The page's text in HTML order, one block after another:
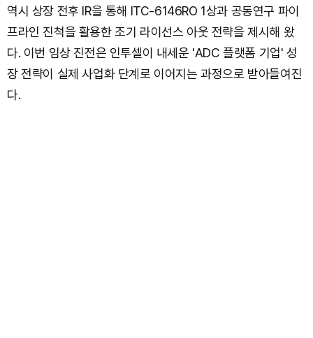
역시 상장 전후 IR을 통해 ITC-6146RO 1상과 공동연구 파이
프라인 진척을 활용한 조기 라이선스 아웃 전략을 제시해 왔
다. 이번 임상 진전은 인투셀이 내세운 'ADC 플랫폼 기업' 성
장 전략이 실제 사업화 단계로 이어지는 과정으로 받아들여진
다.